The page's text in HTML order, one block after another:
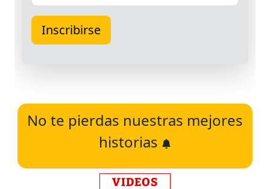
No te pierdas nuestras mejores
historias
VIDEOS